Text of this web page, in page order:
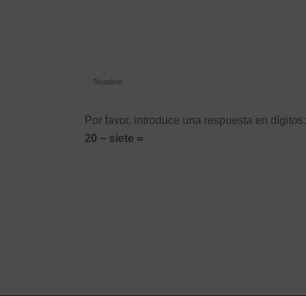
Por favor, introduce una respuesta en dígitos:
20 − siete =